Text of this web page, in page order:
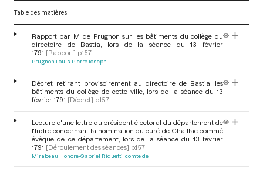
Table des matières
Rapport par M. de Prugnon sur les bâtiments du collège du
directoire de Bastia, lors de la séance du 13 février
1791 [Rapport] p.157
Prugnon Louis Pierre Joseph
Décret retirant provisoirement au directoire de Bastia, les
bâtiments du collège de cette ville, lors de la séance du 13
février 1791 [Décret] p.157
Lecture d'une lettre du président électoral du département de
l'Indre concernant la nomination du curé de Chaillac commé
évêque de ce département, lors de la séance du 13 février
1791 [Déroulement des séances] p.157
Mirabeau Honoré-Gabriel Riquetti, comte de